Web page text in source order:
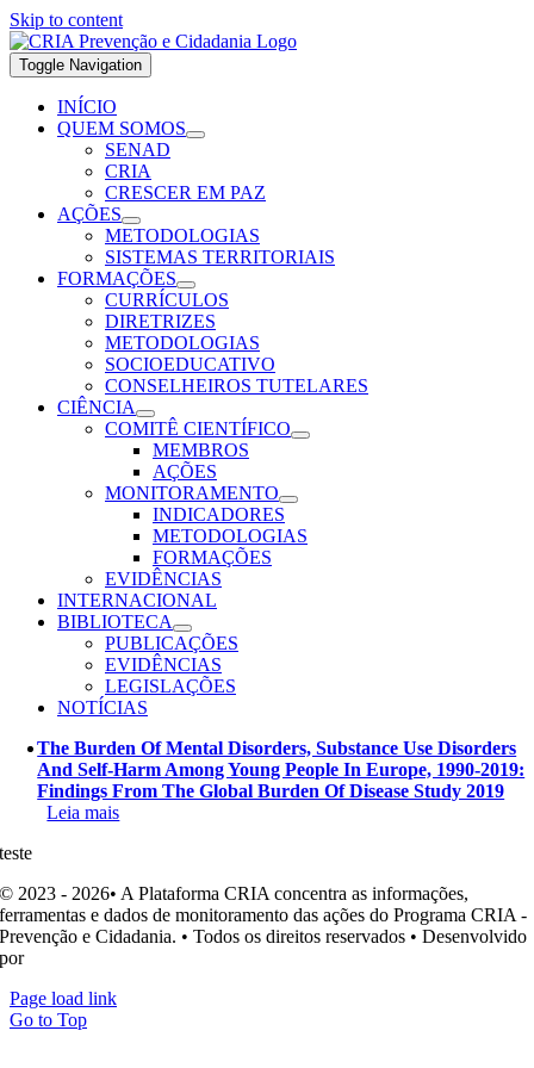
Skip to content
Toggle Navigation
INÍCIO
QUEM SOMOS
SENAD
CRIA
CRESCER EM PAZ
AÇÕES
METODOLOGIAS
SISTEMAS TERRITORIAIS
FORMAÇÕES
CURRÍCULOS
DIRETRIZES
METODOLOGIAS
SOCIOEDUCATIVO
CONSELHEIROS TUTELARES
CIÊNCIA
COMITÊ CIENTÍFICO
MEMBROS
AÇÕES
MONITORAMENTO
INDICADORES
METODOLOGIAS
FORMAÇÕES
EVIDÊNCIAS
INTERNACIONAL
BIBLIOTECA
PUBLICAÇÕES
EVIDÊNCIAS
LEGISLAÇÕES
NOTÍCIAS
The Burden Of Mental Disorders, Substance Use Disorders
And Self-Harm Among Young People In Europe, 1990-2019:
Findings From The Global Burden Of Disease Study 2019
Leia mais
teste
© 2023 - 2026• A Plataforma CRIA concentra as informações,
ferramentas e dados de monitoramento das ações do Programa CRIA -
Prevenção e Cidadania. • Todos os direitos reservados • Desenvolvido
por
Page load link
Go to Top